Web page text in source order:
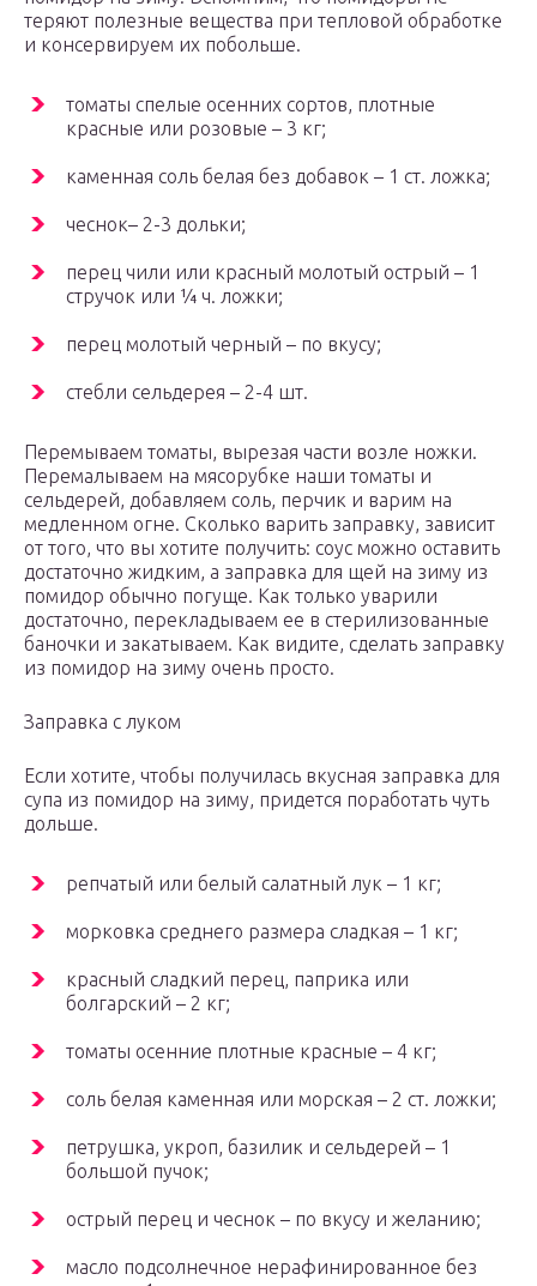
теряют полезные вещества при тепловой обработке
и консервируем их побольше.
томаты спелые осенних сортов, плотные
красные или розовые – 3 кг;
каменная соль белая без добавок – 1 ст. ложка;
чеснок– 2-3 дольки;
перец чили или красный молотый острый – 1
стручок или ¼ ч. ложки;
перец молотый черный – по вкусу;
стебли сельдерея – 2-4 шт.
Перемываем томаты, вырезая части возле ножки.
Перемалываем на мясорубке наши томаты и
сельдерей, добавляем соль, перчик и варим на
медленном огне. Сколько варить заправку, зависит
от того, что вы хотите получить: соус можно оставить
достаточно жидким, а заправка для щей на зиму из
помидор обычно погуще. Как только уварили
достаточно, перекладываем ее в стерилизованные
баночки и закатываем. Как видите, сделать заправку
из помидор на зиму очень просто.
Заправка с луком
Если хотите, чтобы получилась вкусная заправка для
супа из помидор на зиму, придется поработать чуть
дольше.
репчатый или белый салатный лук – 1 кг;
морковка среднего размера сладкая – 1 кг;
красный сладкий перец, паприка или
болгарский – 2 кг;
томаты осенние плотные красные – 4 кг;
соль белая каменная или морская – 2 ст. ложки;
петрушка, укроп, базилик и сельдерей – 1
большой пучок;
острый перец и чеснок – по вкусу и желанию;
масло подсолнечное нерафинированное без